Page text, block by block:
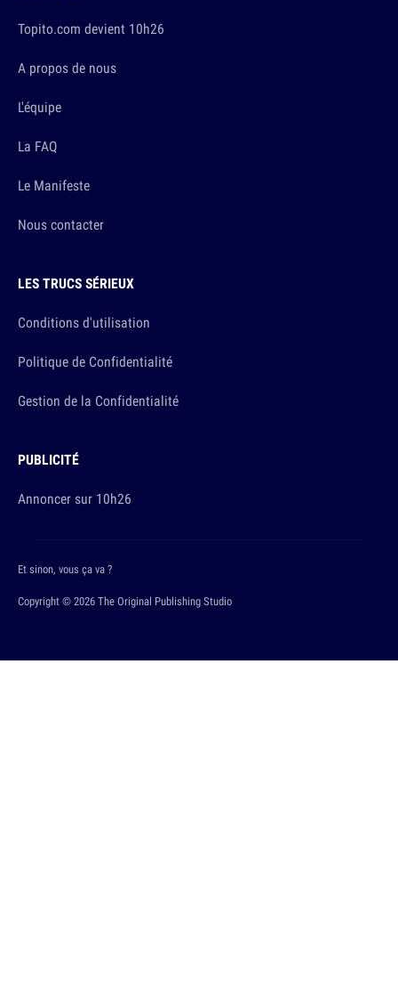
Topito.com devient 10h26
A propos de nous
L'équipe
La FAQ
Le Manifeste
Nous contacter
LES TRUCS SÉRIEUX
Conditions d'utilisation
Politique de Confidentialité
Gestion de la Confidentialité
PUBLICITÉ
Annoncer sur 10h26
Copyright © 2026 The Original Publishing Studio
Et sinon, vous ça va ?